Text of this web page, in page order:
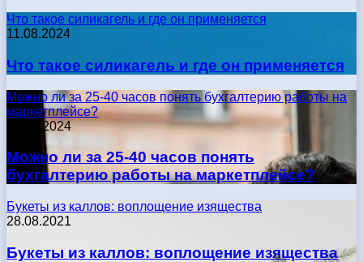
Что такое силикагель и где он применяется
11.08.2024
Что такое силикагель и где он применяется
Можно ли за 25-40 часов понять бухгалтерию работы на
маркетплейсе?
17.05.2024
Можно ли за 25-40 часов понять
бухгалтерию работы на маркетплейсе?
Букеты из каллов: воплощение изящества
28.08.2021
Букеты из каллов: воплощение изящества